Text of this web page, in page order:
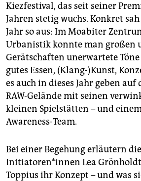
Kiezfestival, das seit seiner
Jahren stetig wuchs. Konkret
Jahr so aus: Im Moabiter
Urbanistik konnte man großen
Gerätschaften unerwartete
gutes Essen, (Klang-)Kunst,
es auch in dieses Jahr geben
RAW-Gelände mit seinen
kleinen Spielstätten – und
Awareness-Team.
Bei einer Begehung erläutern
Initiatoren*innen Lea
Toppius ihr Konzept – und was